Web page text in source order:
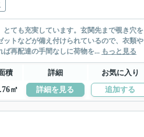
ても充実しています。玄関先まで覗き穴を
トなどが備え付けられているので、衣類や
再配達の手間なしに荷物を... もっと見る
積 詳細
お気に入り
㎡ 詳細を見る 追加する